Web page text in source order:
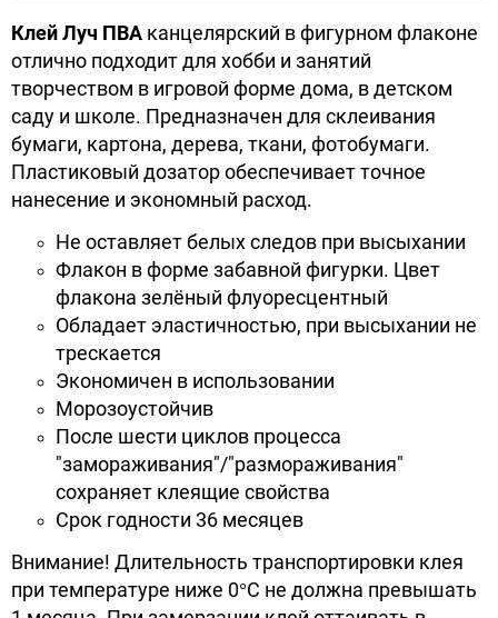
Клей Луч ПВА канцелярский в фигурном флаконе
отлично подходит для хобби и занятий
творчеством в игровой форме дома, в детском
саду и школе. Предназначен для склеивания
бумаги, картона, дерева, ткани, фотобумаги.
Пластиковый дозатор обеспечивает точное
нанесение и экономный расход.
Не оставляет белых следов при высыхании
Флакон в форме забавной фигурки. Цвет
флакона зелёный флуоресцентный
Обладает эластичностью, при высыхании не
трескается
Экономичен в использовании
Морозоустойчив
После шести циклов процесса
"замораживания"/"размораживания"
сохраняет клеящие свойства
Срок годности 36 месяцев
Внимание! Длительность транспортировки клея
при температуре ниже 0°С не должна превышать